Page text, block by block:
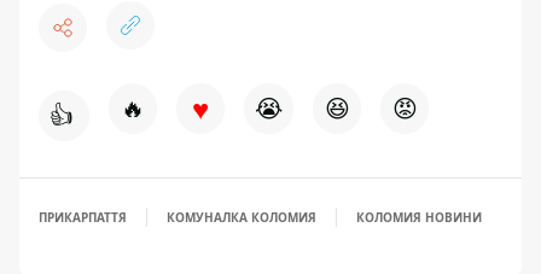
👍 🔥 ♥ 😭 😆 😡
ПРИКАРПАТТЯ КОМУНАЛКА КОЛОМИЯ КОЛОМИЯ НОВИНИ